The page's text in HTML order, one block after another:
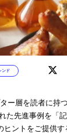
ンド
ー層を読者に持
た先進事例を「
ヒントをご提供